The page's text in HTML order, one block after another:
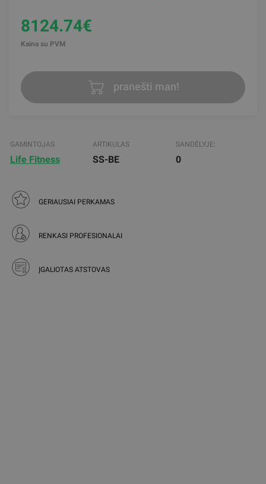
8124.74€
Kaina su PVM
pranešti man!
GAMINTOJAS
Life Fitness
ARTIKULAS
SS-BE
SANDĖLYJE:
0
GERIAUSIAI PERKAMAS
RENKASI PROFESIONALAI
ĮGALIOTAS ATSTOVAS